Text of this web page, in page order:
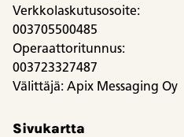
Verkkolaskutusosoite:
003705500485
Operaattoritunnus:
003723327487
Välittäjä: Apix Messaging Oy
Sivukartta